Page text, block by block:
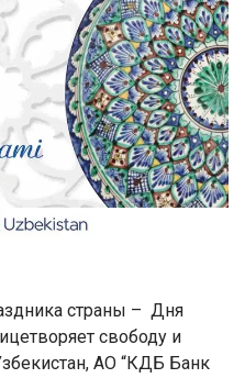
страны – Дня
свободу и
АО “КДБ Банк